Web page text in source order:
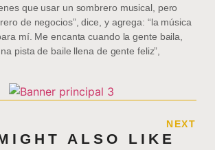
que usar un sombrero musical, pero
de negocios”, dice, y agrega: “la música
mí. Me encanta cuando la gente baila,
pista de baile llena de gente feliz”,
NEXT
ALSO LIKE